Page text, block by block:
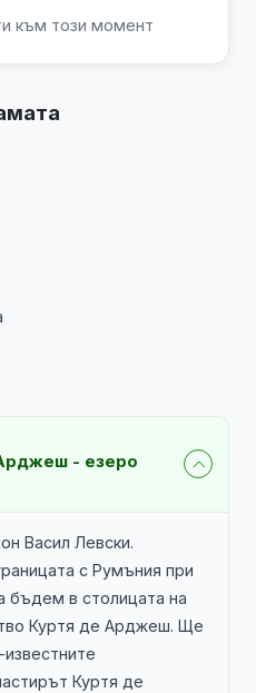
към този момент
- езеро
Васил Левски.
с Румъния при
бъдем в столицата на
Куртя де Арджеш. Ще
Куртя де